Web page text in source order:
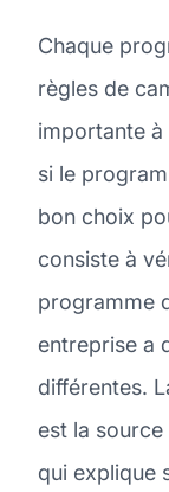
Chaque
règles de
importante
si le
bon choix
consiste à
programme
entreprise a
différentes.
est la
qui explique